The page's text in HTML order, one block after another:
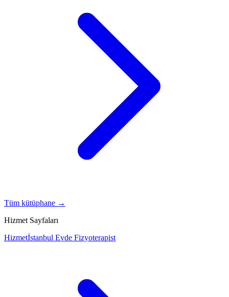
Tüm kütüphane →
Hizmet Sayfaları
Hizmetİstanbul Evde Fizyoterapist